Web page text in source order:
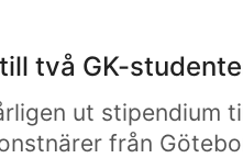
två GK-
ut stipendium
från